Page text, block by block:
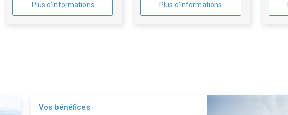
Plus d'informations Plus d'informations
Vos bénéfices